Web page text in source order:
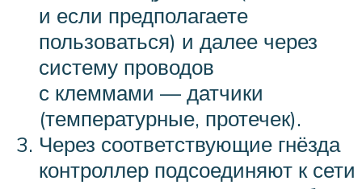
и если предполагаете
пользоваться) и далее через
систему проводов
с клеммами — датчики
(температурные, протечек).
Через соответствующие гнёзда
контроллер подсоединяют к сети